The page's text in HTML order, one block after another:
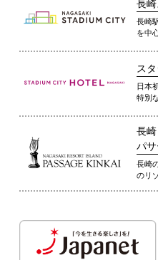
長
長崎
を中
ス
日本
特別
長
パ
長崎
のリ